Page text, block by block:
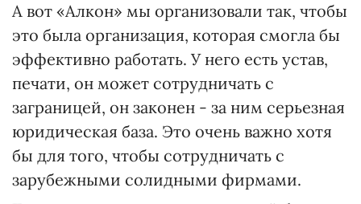
А вот «Алкон» мы организовали так, чтобы
это была организация, которая смогла бы
эффективно работать. У него есть устав,
печати, он может сотрудничать с
заграницей, он законен - за ним серьезная
юридическая база. Это очень важно хотя
бы для того, чтобы сотрудничать с
зарубежными солидными фирмами.